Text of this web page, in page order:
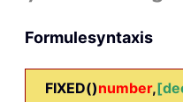
Formulesyntaxis
FIXED()number,